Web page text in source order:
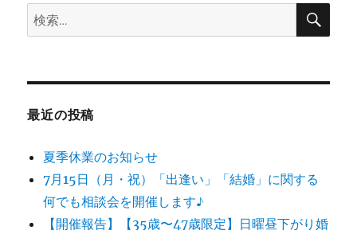
検
索:
検
最近の投稿
夏季休業のお知らせ
7月15日（月・祝）「出逢い」「結婚」に関する
何でも相談会を開催します♪
【開催報告】【35歳〜47歳限定】日曜昼下がり婚